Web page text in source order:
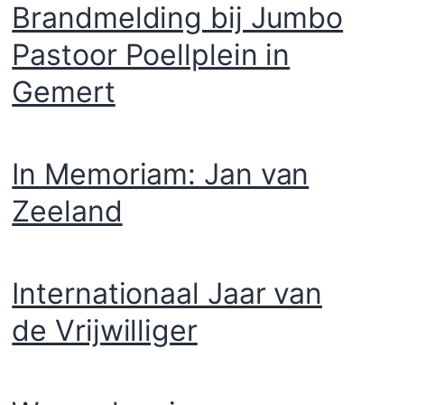
Brandmelding bij Jumbo
Pastoor Poellplein in
Gemert
In Memoriam: Jan van
Zeeland
Internationaal Jaar van
de Vrijwilliger